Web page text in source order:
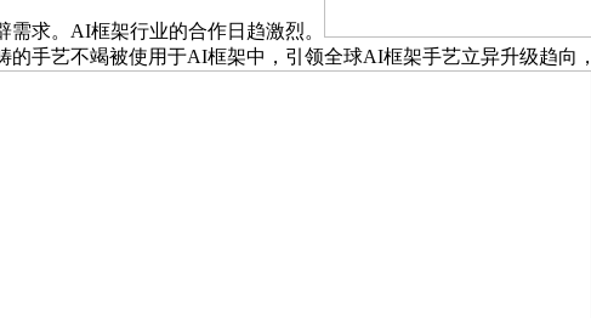
求。AI框架行业的合作日趋激烈。
手艺不竭被使用于AI框架中，引领全球AI框架手艺立异升级趋向，